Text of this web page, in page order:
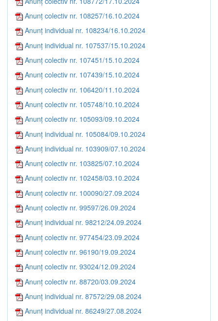
Anunț colectiv nr. 108257/16.10.2024
Anunț individual nr. 108234/16.10.2024
Anunț individual nr. 107537/15.10.2024
Anunț colectiv nr. 107451/15.10.2024
Anunț colectiv nr. 107439/15.10.2024
Anunț colectiv nr. 106420/11.10.2024
Anunț colectiv nr. 105748/10.10.2024
Anunț colectiv nr. 105093/09.10.2024
Anunț individual nr. 105084/09.10.2024
Anunț individual nr. 103909/07.10.2024
Anunț colectiv nr. 103825/07.10.2024
Anunț colectiv nr. 102458/03.10.2024
Anunț colectiv nr. 100090/27.09.2024
Anunț colectiv nr. 99597/26.09.2024
Anunț individual nr. 98212/24.09.2024
Anunț colectiv nr. 977454/23.09.2024
Anunț colectiv nr. 96190/19.09.2024
Anunț colectiv nr. 93024/12.09.2024
Anunț colectiv nr. 88720/03.09.2024
Anunț individual nr. 87572/29.08.2024
Anunț individual nr. 86249/27.08.2024